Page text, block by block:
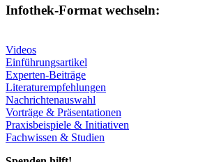
Infothek-Format wechseln:
Videos
Einführungsartikel
Experten-Beiträge
Literaturempfehlungen
Nachrichtenauswahl
Vorträge & Präsentationen
Praxisbeispiele & Initiativen
Fachwissen & Studien